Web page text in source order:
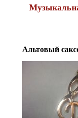
Альтовый